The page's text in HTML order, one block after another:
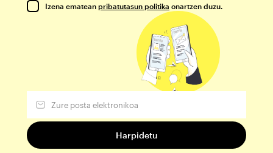
Izena ematean pribatutasun politika onartzen duzu.